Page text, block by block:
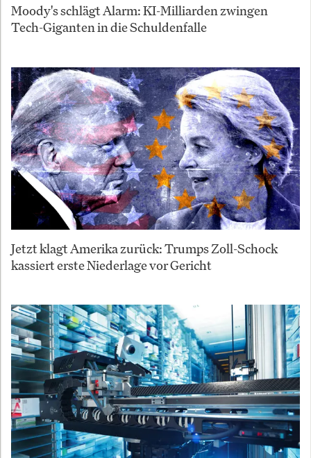
Moody's schlägt Alarm: KI-Milliarden zwingen
Tech-Giganten in die Schuldenfalle
Jetzt klagt Amerika zurück: Trumps Zoll-Schock
kassiert erste Niederlage vor Gericht